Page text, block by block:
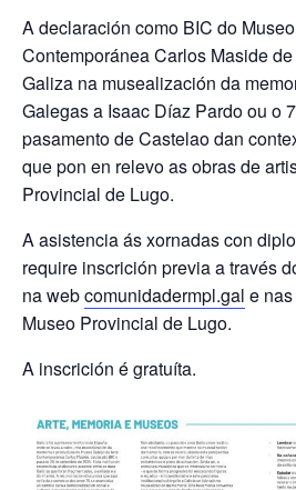
A declaración como BIC do
Contemporánea Carlos Maside
Galiza na musealización da
Galegas a Isaac Díaz Pardo ou o
pasamento de Castelao dan
que pon en relevo as obras de
Provincial de Lugo.
A asistencia ás xornadas con
require inscrición previa a través
na webcomunidadermpl.gal e
Museo Provincial de Lugo.
A inscrición é gratuíta.